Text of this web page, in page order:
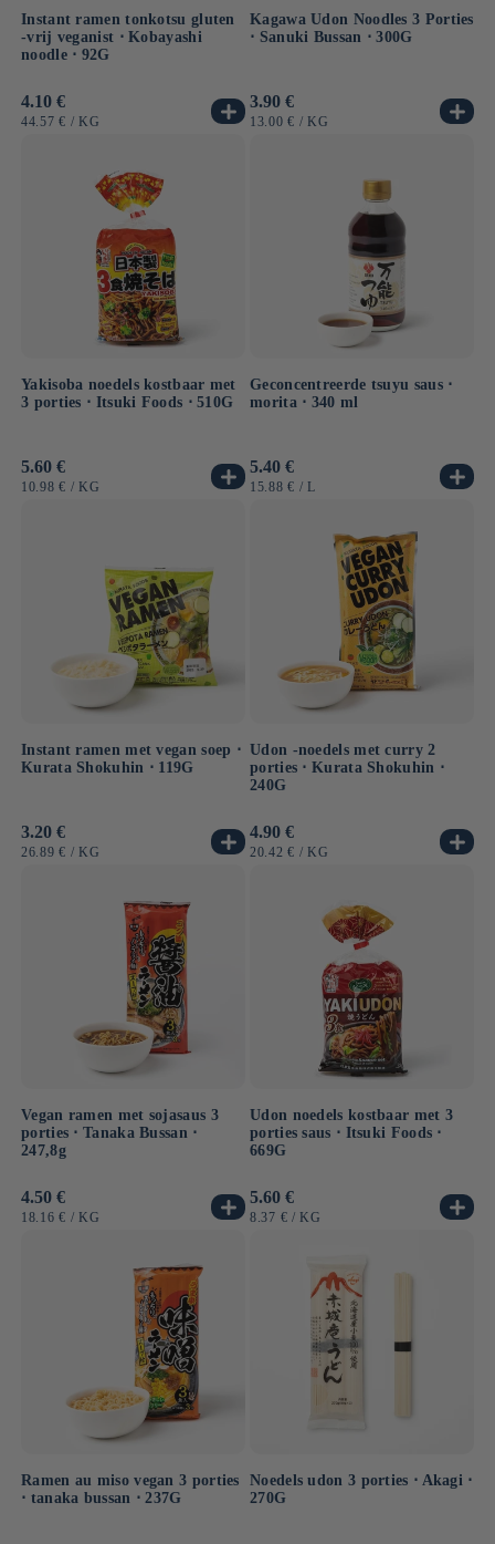
Instant ramen tonkotsu gluten
-vrij veganist ⋅ Kobayashi
noodle ⋅ 92G
Normale
prijs
4.10 €
EENHEIDSPRIJS
44.57 € / PER
KG
Kagawa Udon Noodles 3 Porties
⋅ Sanuki Bussan ⋅ 300G
Normale
prijs
3.90 €
EENHEIDSPRIJS
13.00 € / PER
KG
Yakisoba noedels kostbaar met
3 porties ⋅ Itsuki Foods ⋅ 510G
Normale
prijs
5.60 €
EENHEIDSPRIJS
10.98 € / PER
KG
Geconcentreerde tsuyu saus ⋅
morita ⋅ 340 ml
Normale
prijs
5.40 €
EENHEIDSPRIJS
15.88 € / PER
L
Instant ramen met vegan soep ⋅
Kurata Shokuhin ⋅ 119G
Normale
prijs
3.20 €
EENHEIDSPRIJS
26.89 € / PER
KG
Udon -noedels met curry 2
porties ⋅ Kurata Shokuhin ⋅
240G
Normale
prijs
4.90 €
EENHEIDSPRIJS
20.42 € / PER
KG
Vegan ramen met sojasaus 3
porties ⋅ Tanaka Bussan ⋅
247,8g
Normale
prijs
4.50 €
EENHEIDSPRIJS
18.16 € / PER
KG
Udon noedels kostbaar met 3
porties saus ⋅ Itsuki Foods ⋅
669G
Normale
prijs
5.60 €
EENHEIDSPRIJS
8.37 € / PER
KG
Ramen au miso vegan 3 porties
⋅ tanaka bussan ⋅ 237G
Noedels udon 3 porties ⋅ Akagi ⋅
270G